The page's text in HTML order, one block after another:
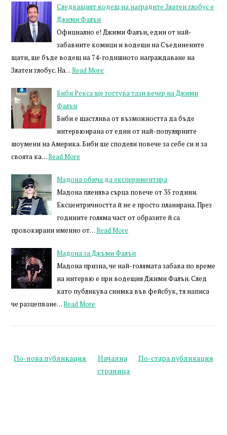
Следващият водещ на наградите Златен глобус е
Джими Фалън
Официално е! Джими Фалън, един от най-
забавните комици и водещи на Съединените
щати, ще бъде водещ на 74-годишното награждаване на
Златен глобус. На…Read More
Биби Рекса ще гостува тази вечер на Джими
Фалън
Биби е щастлива от възможността да бъде
интервюирана от един от най-популярните
шоумени на Америка. Биби ще сподели повече за себе си и за
своята ка…Read More
Мадона обича да експериментира
Мадона пленява сърца повече от 35 години.
Ексцентричността й не е просто планирана. През
годините голяма част от образите й са
провокирани именно от…Read More
Мадона за Джъми Фалън
Мадона призна, че най-голямата забава по време
на интервю е при водещия Джими Фалън. След
като публикува снимка във фейсбук, тя написа
че разцепване…Read More
По-нова публикация По-стара публикация
Начална
страница